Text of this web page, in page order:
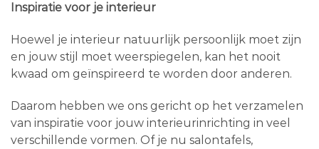
Inspiratie voor je interieur
Hoewel je interieur natuurlijk persoonlijk moet zijn
en jouw stijl moet weerspiegelen, kan het nooit
kwaad om geïnspireerd te worden door anderen.
Daarom hebben we ons gericht op het verzamelen
van inspiratie voor jouw interieurinrichting in veel
verschillende vormen. Of je nu salontafels,